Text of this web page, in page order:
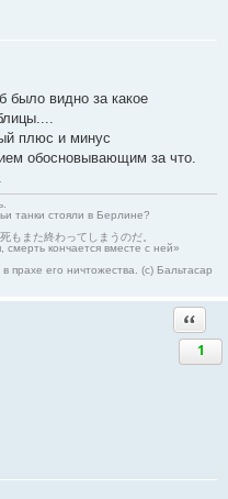
было видно за какое
плюс и минус
обосновывающим за что.
танки стояли в Берлине?
もまた終わってしまうのだ。
смерть кончается вместе с ней»
прахе его ничтожества. (с) Бальтасар
1